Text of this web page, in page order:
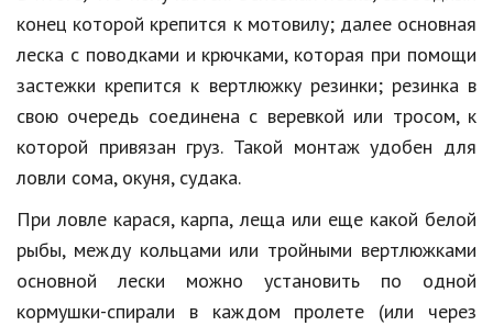
конец которой крепится к мотовилу; далее основная
леска с поводками и крючками, которая при помощи
застежки крепится к вертлюжку резинки; резинка в
свою очередь соединена с веревкой или тросом, к
которой привязан груз. Такой монтаж удобен для
ловли сома, окуня, судака.
При ловле карася, карпа, леща или еще какой белой
рыбы, между кольцами или тройными вертлюжками
основной лески можно установить по одной
кормушки-спирали в каждом пролете (или через